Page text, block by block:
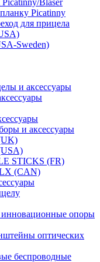
Blaser
Picatinny
для прицела
Sweden)
и аксессуары
и аксессуары
STICKS (FR)
(CAN)
опоры
оптических
беспроводные